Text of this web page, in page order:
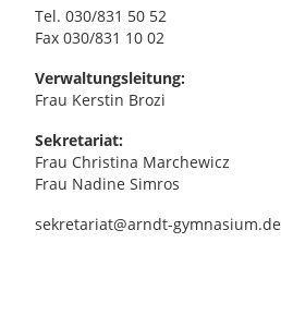
Tel. 030/831 50 52
Fax 030/831 10 02
Verwaltungsleitung:
Frau Kerstin Brozi
Sekretariat:
Frau Christina Marchewicz
Frau Nadine Simros
sekretariat@arndt-gymnasium.de